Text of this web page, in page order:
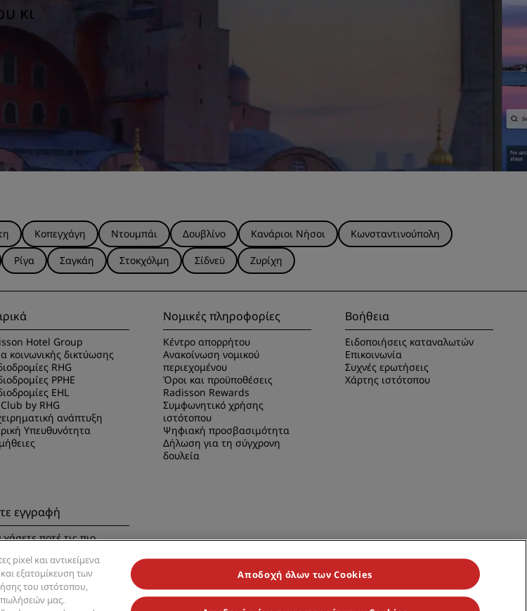
κι
Κοπεγχάγη Ντουμπάι Δουβλίνο Κανάριοι Νήσοι
Κωνσταντινούπολη
Ρίγα Σαγκάη Στοκχόλμη Σίδνεϋ Ζυρίχη
Hotel Group
κοινωνικής δικτύωσης
RHG
PPHE
EHL
by RHG
ανάπτυξη
Υπευθυνότητα
Νομικές πληροφορίες
Κέντρο απορρήτου
Ανακοίνωση νομικού
περιεχομένου
Όροι και προϋποθέσεις
Radisson Rewards
Συμφωνητικό χρήσης
ιστότοπου
Ψηφιακή προσβασιμότητα
Δήλωση για τη σύγχρονη
δουλεία
Βοήθεια
Ειδοποιήσεις καταναλωτών
Επικοινωνία
Συχνές ερωτήσεις
Χάρτης ιστότοπου
εγγραφή
ποτέ τις πιο
pixel και αντικείμενα
εξατομίκευση των
του ιστότοπου,
πωλήσεών μας.
Αποδοχή όλων των Cookies